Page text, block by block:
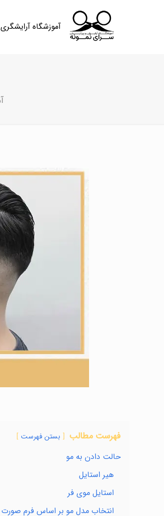
آموزشگاه
فهرست مطالب بستن فهرست
حالت دادن به مو
هیر استایل
استایل موی فر
انتخاب مدل مو بر اساس فرم صورت